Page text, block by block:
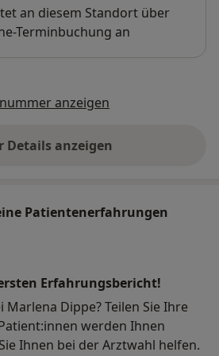
an diesem Standort über
Terminbuchung an
anzeigen
Details anzeigen
über die Adresse
Patientenerfahrungen
Erfahrungsbericht!
Marlena Dippe? Teilen Sie Ihre
werden Ihnen
Ihnen bei der Arztwahl helfen.